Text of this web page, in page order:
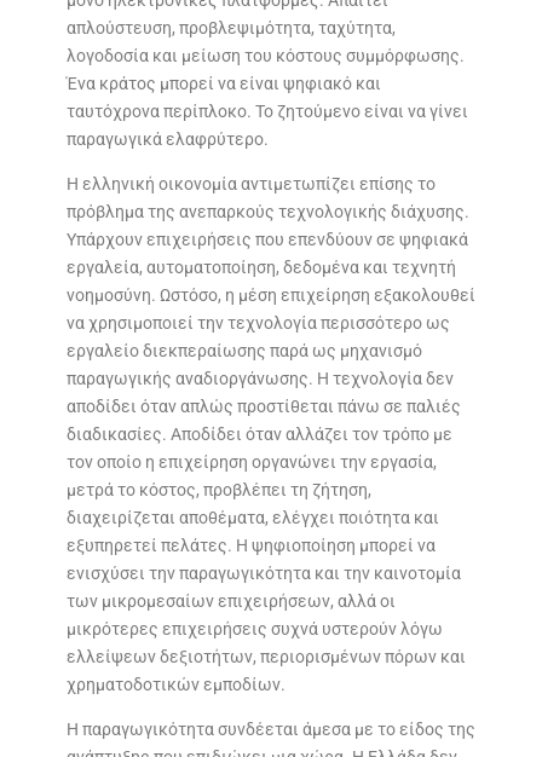
απλούστευση, προβλεψιμότητα, ταχύτητα,
λογοδοσία και μείωση του κόστους συμμόρφωσης.
Ένα κράτος μπορεί να είναι ψηφιακό και
ταυτόχρονα περίπλοκο. Το ζητούμενο είναι να γίνει
παραγωγικά ελαφρύτερο.
Η ελληνική οικονομία αντιμετωπίζει επίσης το
πρόβλημα της ανεπαρκούς τεχνολογικής διάχυσης.
Υπάρχουν επιχειρήσεις που επενδύουν σε ψηφιακά
εργαλεία, αυτοματοποίηση, δεδομένα και τεχνητή
νοημοσύνη. Ωστόσο, η μέση επιχείρηση εξακολουθεί
να χρησιμοποιεί την τεχνολογία περισσότερο ως
εργαλείο διεκπεραίωσης παρά ως μηχανισμό
παραγωγικής αναδιοργάνωσης. Η τεχνολογία δεν
αποδίδει όταν απλώς προστίθεται πάνω σε παλιές
διαδικασίες. Αποδίδει όταν αλλάζει τον τρόπο με
τον οποίο η επιχείρηση οργανώνει την εργασία,
μετρά το κόστος, προβλέπει τη ζήτηση,
διαχειρίζεται αποθέματα, ελέγχει ποιότητα και
εξυπηρετεί πελάτες. Η ψηφιοποίηση μπορεί να
ενισχύσει την παραγωγικότητα και την καινοτομία
των μικρομεσαίων επιχειρήσεων, αλλά οι
μικρότερες επιχειρήσεις συχνά υστερούν λόγω
ελλείψεων δεξιοτήτων, περιορισμένων πόρων και
χρηματοδοτικών εμποδίων.
Η παραγωγικότητα συνδέεται άμεσα με το είδος της